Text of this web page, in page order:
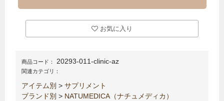
お気に入り
商品コード： 20293-011-clinic-az
関連カテゴリ：
アイテム別 > サプリメント
ブランド別 > NATUMEDICA（ナチュメディカ）